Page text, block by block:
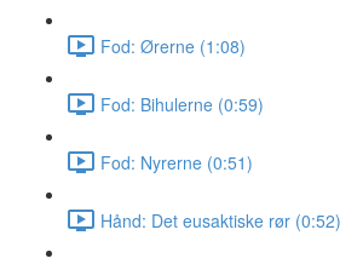
Fod: Ørerne (1:08)
Fod: Bihulerne (0:59)
Fod: Nyrerne (0:51)
Hånd: Det eusaktiske rør (0:52)